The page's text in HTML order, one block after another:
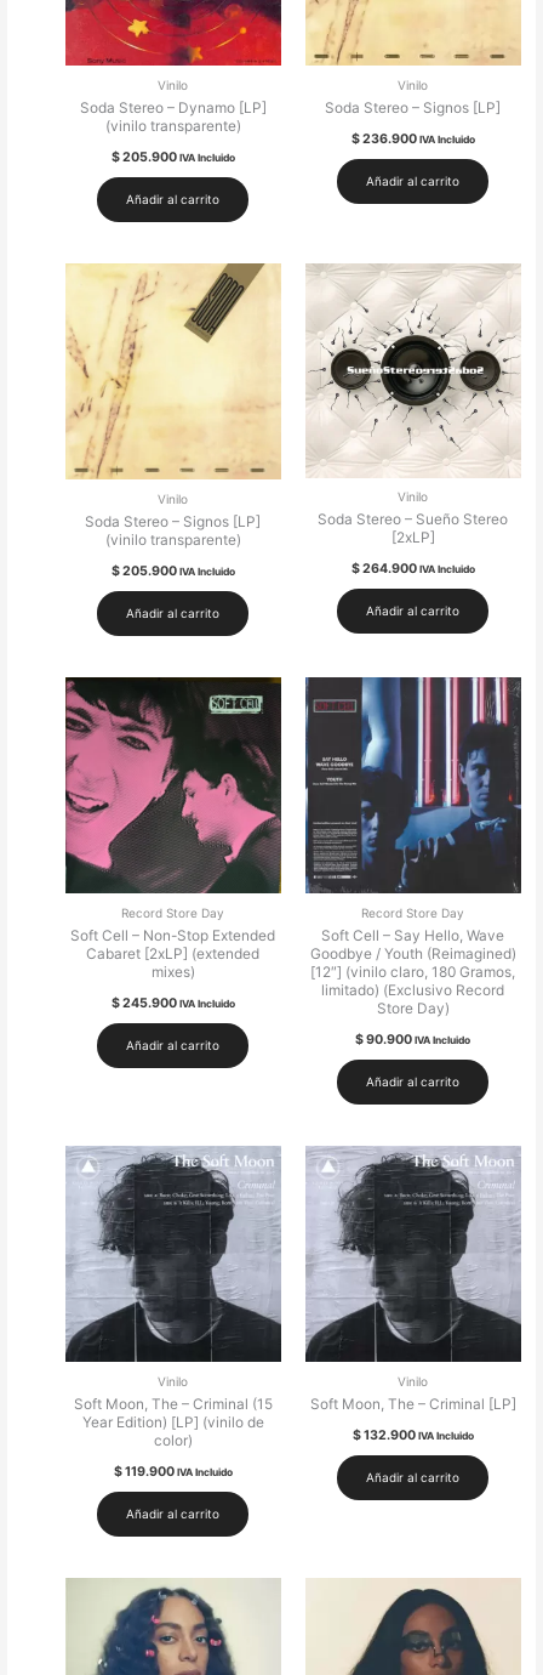
Vinilo
Soda Stereo – Dynamo [LP]
(vinilo transparente)
$205.900 IVA Incluido
Añadir al carrito
Vinilo
Soda Stereo – Signos [LP]
$236.900 IVA Incluido
Añadir al carrito
Vinilo
Soda Stereo – Signos [LP]
(vinilo transparente)
$205.900 IVA Incluido
Añadir al carrito
Vinilo
Soda Stereo – Sueño Stereo
[2xLP]
$264.900 IVA Incluido
Añadir al carrito
Record Store Day
Soft Cell – Non-Stop Extended
Cabaret [2xLP] (extended
mixes)
$245.900 IVA Incluido
Añadir al carrito
Record Store Day
Soft Cell – Say Hello, Wave
Goodbye / Youth (Reimagined)
[12″] (vinilo claro, 180 Gramos,
limitado) (Exclusivo Record
Store Day)
$90.900 IVA Incluido
Añadir al carrito
Vinilo
Soft Moon, The – Criminal (15
Year Edition) [LP] (vinilo de
color)
$119.900 IVA Incluido
Añadir al carrito
Vinilo
Soft Moon, The – Criminal [LP]
$132.900 IVA Incluido
Añadir al carrito